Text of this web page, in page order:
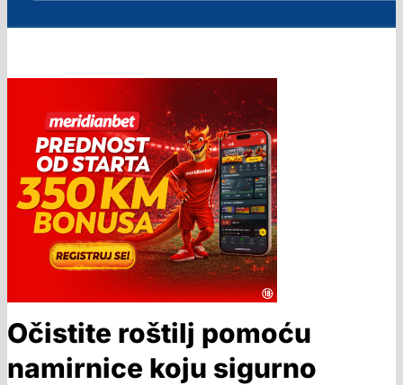
Očistite roštilj pomoću
namirnice koju sigurno